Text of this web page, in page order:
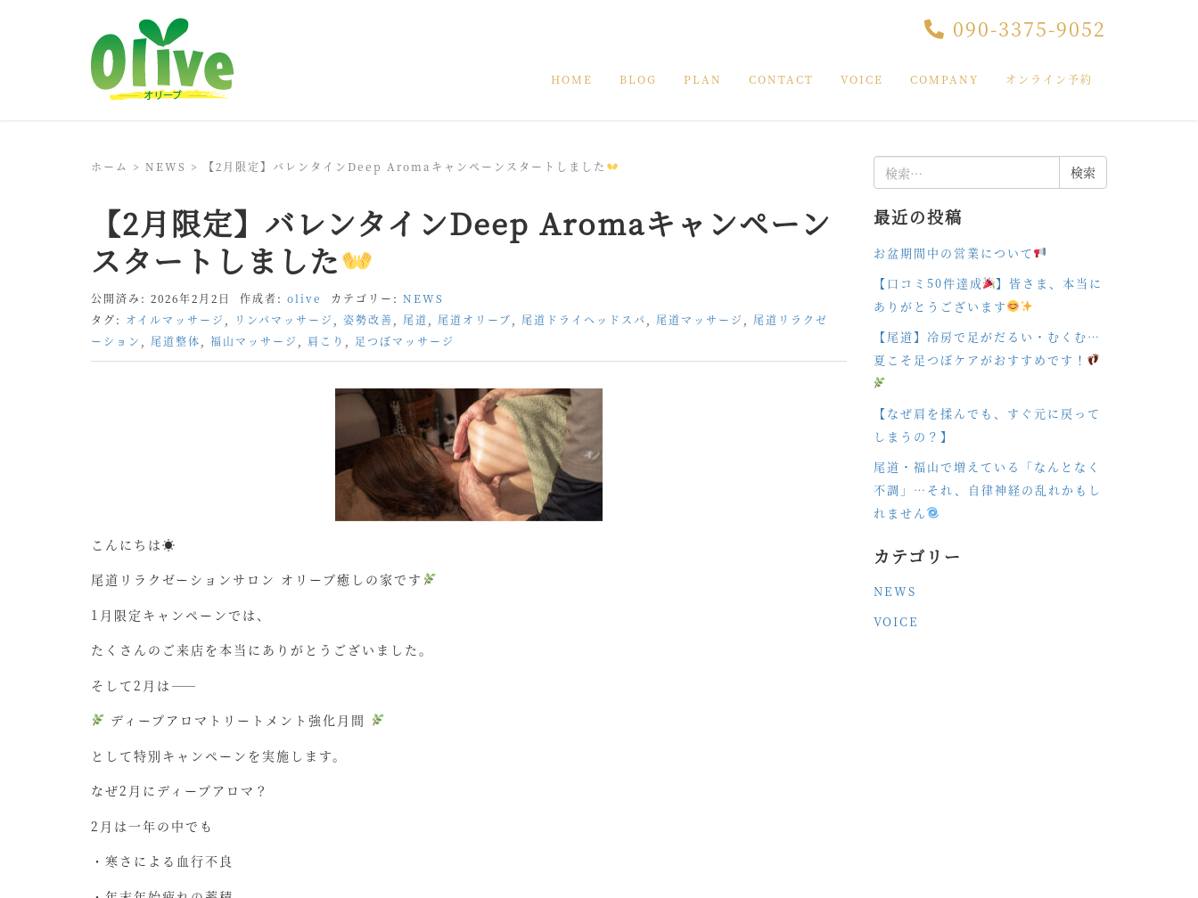
090-3375-9052
HOME BLOG PLAN CONTACT VOICE COMPANY オンライン予約
ホーム > NEWS > 【2月限定】バレンタインDeep Aromaキャンペーンスタートしました
【2月限定】バレンタインDeep Aromaキャンペーン
スタートしました
公開済み: 2026年2月2日 作成者: olive カテゴリー: NEWS
タグ: オイルマッサージ リンパマッサージ 姿勢改善 尾道 尾道オリーブ 尾道ドライヘッドスパ 尾道マッサージ
尾道リラクゼ
ーション
尾道整体 福山マッサージ 肩こり 足つぼマッサージ
こんにちは☀
尾道リラクゼーションサロン オリーブ癒しの家です
1月限定キャンペーンでは、
たくさんのご来店を本当にありがとうございました。
そして2月は——
ディープアロマトリートメント強化月間
として特別キャンペーンを実施します。
なぜ2月にディープアロマ？
2月は一年の中でも
・寒さによる血行不良
索:
最近の投稿
お盆期間中の営業について
【口コミ50件達成
】皆さま、本当に
ありがとうございます
【尾道】冷房で足がだるい・むくむ…
夏こそ足つぼケアがおすすめです！
【なぜ肩を揉んでも、すぐ元に戻って
しまうの？】
尾道・福山で増えている「なんとなく
不調」…それ、自律神経の乱れかもし
れません
カテゴリー
NEWS
VOICE